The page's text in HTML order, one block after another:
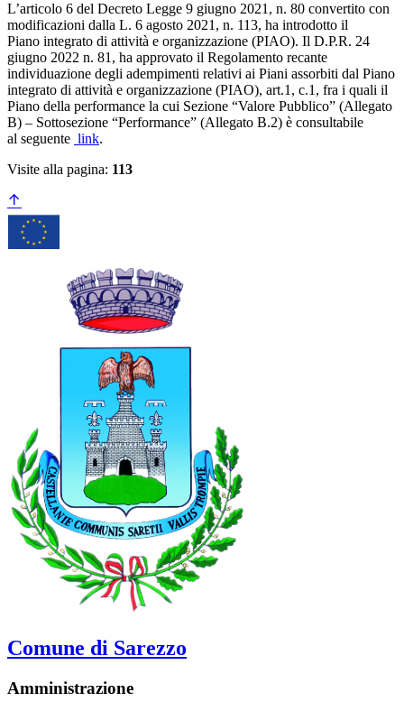
L’articolo 6 del Decreto Legge 9 giugno 2021, n. 80 convertito con
modificazioni dalla L. 6 agosto 2021, n. 113, ha introdotto il
Piano integrato di attività e organizzazione (PIAO). Il D.P.R. 24
giugno 2022 n. 81, ha approvato il Regolamento recante
individuazione degli adempimenti relativi ai Piani assorbiti dal Piano
integrato di attività e organizzazione (PIAO), art.1, c.1, fra i quali il
Piano della performance la cui Sezione “Valore Pubblico” (Allegato
B) – Sottosezione “Performance” (Allegato B.2) è consultabile
al seguente link.
Visite alla pagina: 113
Comune di Sarezzo
Amministrazione